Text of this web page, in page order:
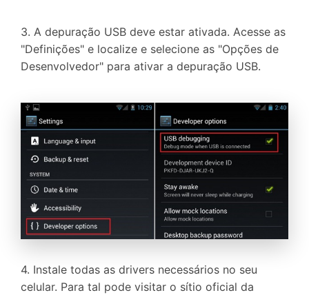
3. A depuração USB deve estar ativada. Acesse as
"Definições" e localize e selecione as "Opções de
Desenvolvedor" para ativar a depuração USB.
4. Instale todas as drivers necessários no seu
celular. Para tal pode visitar o sítio oficial da